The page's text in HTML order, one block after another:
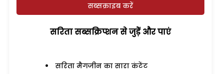
सब्सक्राइब करें
सरिता सब्सक्रिप्शन से जुड़ेें और पाएं
सरिता मैगजीन का सारा कंटेंट